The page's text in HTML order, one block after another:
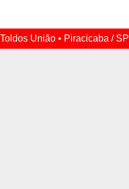
Toldos União • Piracicaba / SP